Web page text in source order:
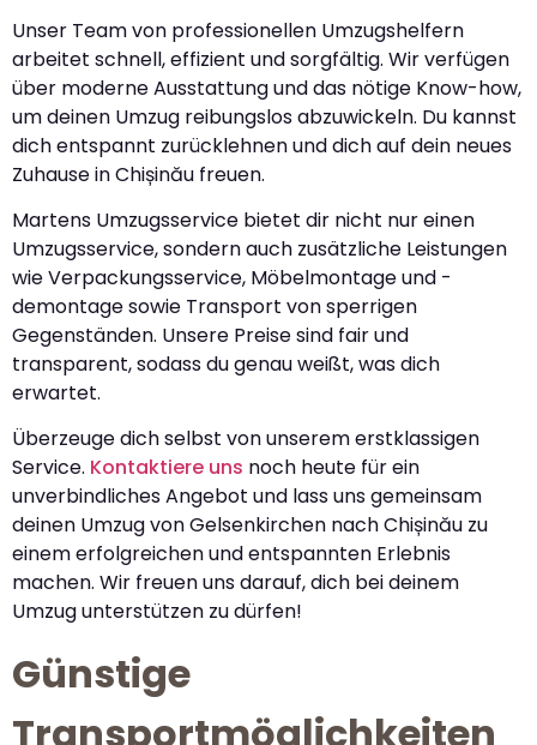
Unser Team von professionellen Umzugshelfern
arbeitet schnell, effizient und sorgfältig. Wir verfügen
über moderne Ausstattung und das nötige Know-how,
um deinen Umzug reibungslos abzuwickeln. Du kannst
dich entspannt zurücklehnen und dich auf dein neues
Zuhause in Chișinău freuen.
Martens Umzugsservice bietet dir nicht nur einen
Umzugsservice, sondern auch zusätzliche Leistungen
wie Verpackungsservice, Möbelmontage und -
demontage sowie Transport von sperrigen
Gegenständen. Unsere Preise sind fair und
transparent, sodass du genau weißt, was dich
erwartet.
Überzeuge dich selbst von unserem erstklassigen
Service. Kontaktiere uns noch heute für ein
unverbindliches Angebot und lass uns gemeinsam
deinen Umzug von Gelsenkirchen nach Chișinău zu
einem erfolgreichen und entspannten Erlebnis
machen. Wir freuen uns darauf, dich bei deinem
Umzug unterstützen zu dürfen!
Günstige
Transportmöglichkeiten